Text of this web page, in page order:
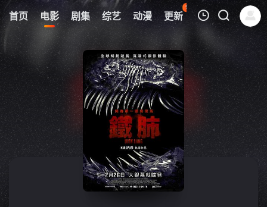
首页 电影 剧集 综艺 动漫 更新
97
热榜 APP
我的观影记录
暂无观看影片的记录